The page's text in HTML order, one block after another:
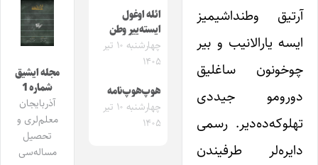
آرتیق وطنداشیمیز
ایسه یارالانیب و بیر
چوخونون ساغلیق
دورومو جیددی
تهلوکه‌ده‌دیر. رسمی
دایره‌لر طرفیندن
ائله اوغول
ایسته‌ییر وطن
چهارشنبه ۱۰ تیر
۱۴۰۵
هوپ‌هوپ‌نامه
چهارشنبه ۱۰ تیر
۱۴۰۵
مجله ایشیق
شماره 1
آذربایجان
معلم‌لری و
تحصیل
مساله‌سی